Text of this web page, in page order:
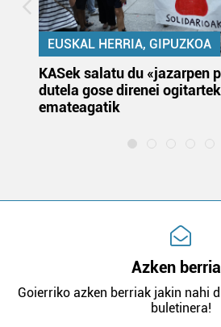
EUSKAL HERRIA, GIPUZKOA
KASek salatu du «jazarpen
dutela gose direnei
emateagatik
Azken
Goierriko azken berriak jakin nahi
buletinera!